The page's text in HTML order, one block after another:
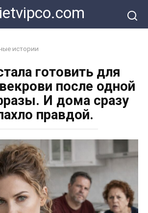
истории
готовить для
после одной
И дома сразу
правдой.